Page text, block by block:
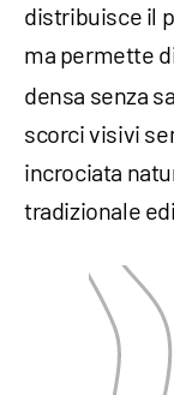
distribuisce il
ma permette
densa senza
scorci visivi
incrociata
tradizionale